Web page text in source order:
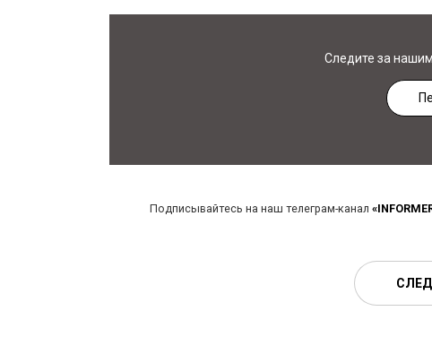
Следите за
Подписывайтесь на наш телеграм-канал